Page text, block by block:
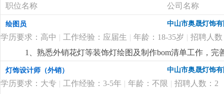
职位名称 公司名称
绘图员 中山市奥晟灯饰
学历要求：高中 | 工作经验：应届生 | 年龄：18-35岁 | 招聘人数
1、熟悉外销花灯等装饰灯绘图及制作bom清单工作，
所熟悉，对led产品积分球测试有了解优先； 3、有1:1放
灯饰设计师（外销） 中山市奥晟灯饰
学历要求：大专 | 工作经验：3-5年 | 年龄：不限 | 招聘人数：2